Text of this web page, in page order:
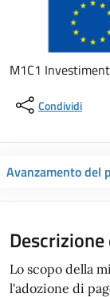
M1C1
Condividi
Avanzamento del
Descrizione
Lo scopo della
l'adozione di